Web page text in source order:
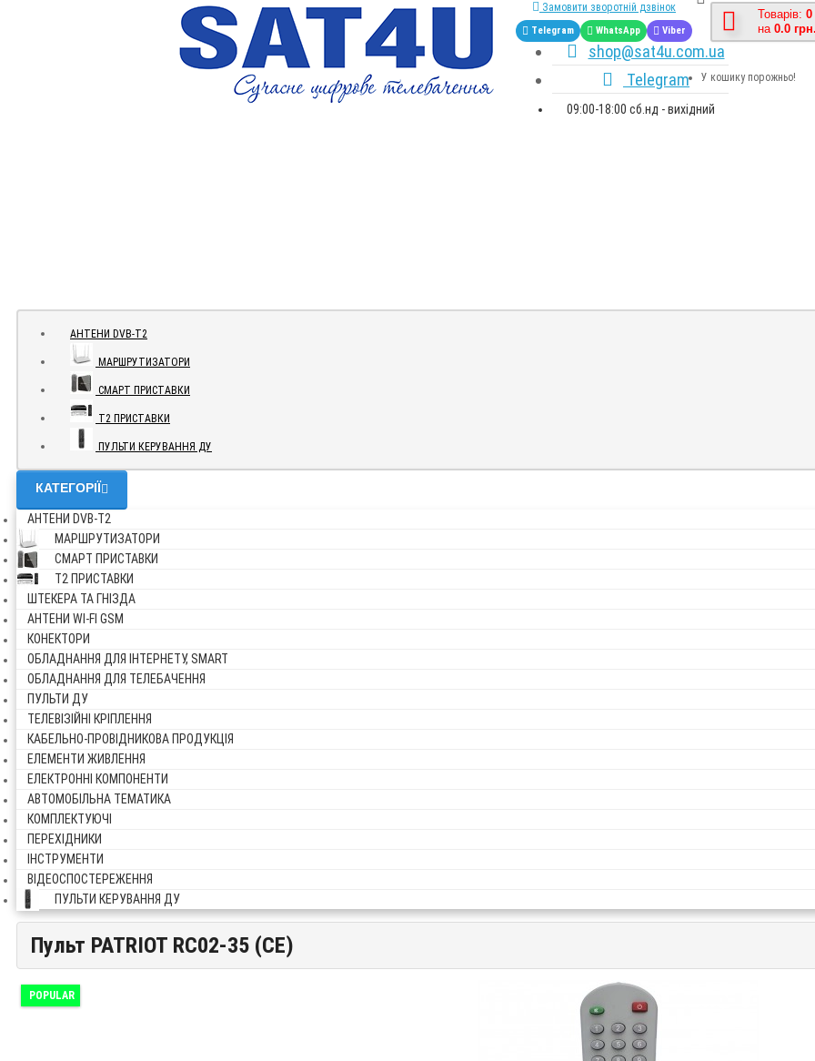
Замовити зворотній дзвінок
Telegram WhatsApp Viber
shop@sat4u.com.ua
Telegram
09:00-18:00 сб.нд - вихідний
Товарів: 0
на 0.0 грн.
У кошику порожньо!
АНТЕНИ DVB-Т2
МАРШРУТИЗАТОРИ
СМАРТ ПРИСТАВКИ
Т2 ПРИСТАВКИ
ПУЛЬТИ КЕРУВАННЯ ДУ
КАТЕГОРІЇ
АНТЕНИ DVB-Т2
МАРШРУТИЗАТОРИ
СМАРТ ПРИСТАВКИ
Т2 ПРИСТАВКИ
ШТЕКЕРА ТА ГНІЗДА
АНТЕНИ WI-FI GSM
КОНЕКТОРИ
ОБЛАДНАННЯ ДЛЯ ІНТЕРНЕТУ, SMART
ОБЛАДНАННЯ ДЛЯ ТЕЛЕБАЧЕННЯ
ПУЛЬТИ ДУ
ТЕЛЕВІЗІЙНІ КРІПЛЕННЯ
КАБЕЛЬНО-ПРОВІДНИКОВА ПРОДУКЦІЯ
ЕЛЕМЕНТИ ЖИВЛЕННЯ
ЕЛЕКТРОННІ КОМПОНЕНТИ
АВТОМОБІЛЬНА ТЕМАТИКА
КОМПЛЕКТУЮЧІ
ПЕРЕХІДНИКИ
ІНСТРУМЕНТИ
ВІДЕОСПОСТЕРЕЖЕННЯ
ПУЛЬТИ КЕРУВАННЯ ДУ
Пульт PATRIOT RC02-35 (CE)
Пульт PATRIOT RC02-35 (CE)
POPULAR